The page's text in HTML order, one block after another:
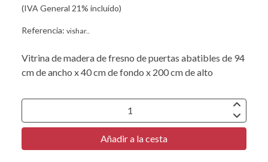
(IVA General 21% incluido)
Referencia: vishar..
Vitrina de madera de fresno de puertas abatibles de 94
cm de ancho x 40 cm de fondo x 200 cm de alto
Añadir a la cesta